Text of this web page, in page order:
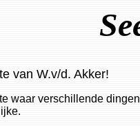
van W.v/d. Akker!
waar verschillende